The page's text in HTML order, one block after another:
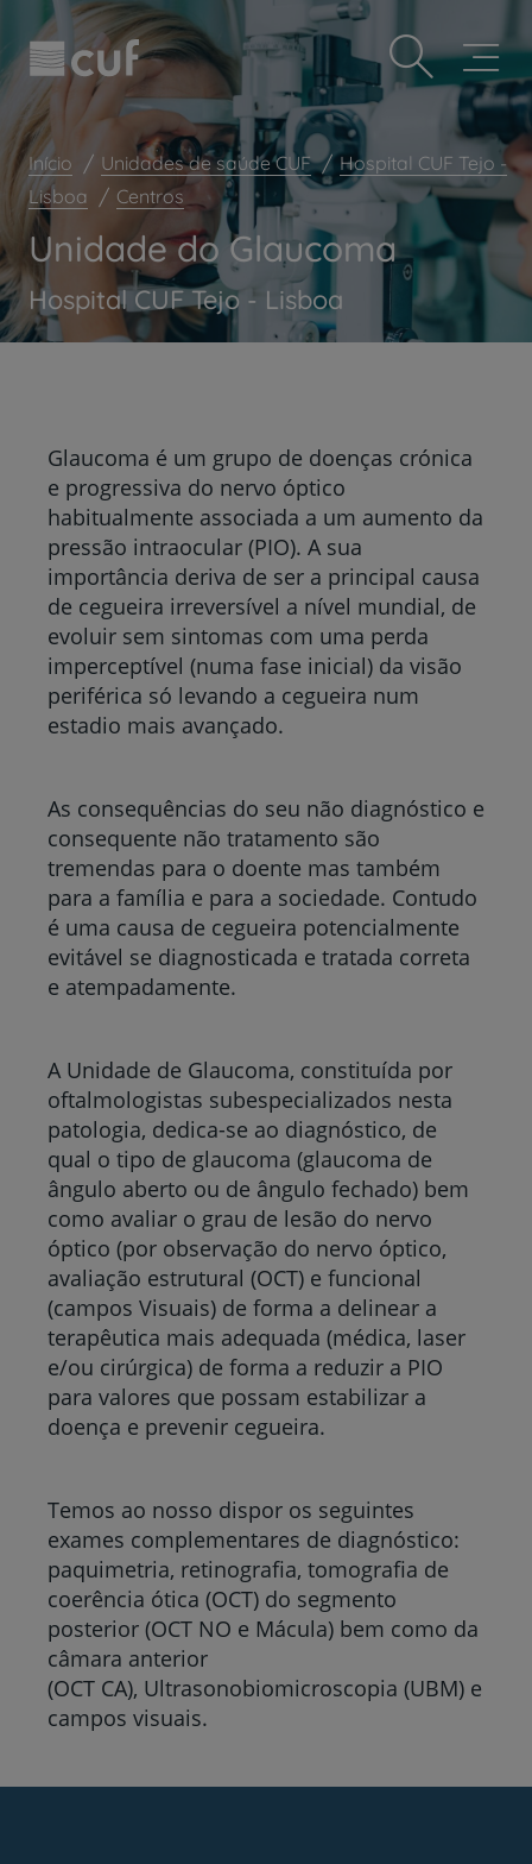
Observação:
este
site
inclui
um
sistema
de
acessibilidade.
Passar
para
conteúdo
principal
Prevenção e bem-estar
Grandes Áreas da Saúde
Serviços CUF
Plano +CUF
My CUF
Clientes e acompanhantes
CUF Academic Center
Para profissionais
Início Unidades de saúde CUF
Hospital CUF Tejo -
Lisboa
Centros
Unidade do Glaucoma
Hospital CUF Tejo - Lisboa
Glaucoma é um grupo de doenças crónica
e progressiva do nervo óptico
habitualmente associada a um aumento da
pressão intraocular (PIO). A sua
importância deriva de ser a principal causa
de cegueira irreversível a nível mundial, de
evoluir sem sintomas com uma perda
imperceptível (numa fase inicial) da visão
periférica só levando a cegueira num
estadio mais avançado.
As consequências do seu não diagnóstico e
consequente não tratamento são
tremendas para o doente mas também
para a família e para a sociedade. Contudo
é uma causa de cegueira potencialmente
evitável se diagnosticada e tratada correta
e atempadamente.
A Unidade de Glaucoma, constituída por
oftalmologistas subespecializados nesta
patologia, dedica-se ao diagnóstico, de
qual o tipo de glaucoma (glaucoma de
ângulo aberto ou de ângulo fechado) bem
como avaliar o grau de lesão do nervo
óptico (por observação do nervo óptico,
avaliação estrutural (OCT) e funcional
(campos Visuais) de forma a delinear a
terapêutica mais adequada (médica, laser
e/ou cirúrgica) de forma a reduzir a PIO
para valores que possam estabilizar a
doença e prevenir cegueira.
Temos ao nosso dispor os seguintes
exames complementares de diagnóstico:
paquimetria, retinografia, tomografia de
coerência ótica (OCT) do segmento
posterior (OCT NO e Mácula) bem como da
câmara anterior
(OCT CA), Ultrasonobiomicroscopia (UBM) e
campos visuais.